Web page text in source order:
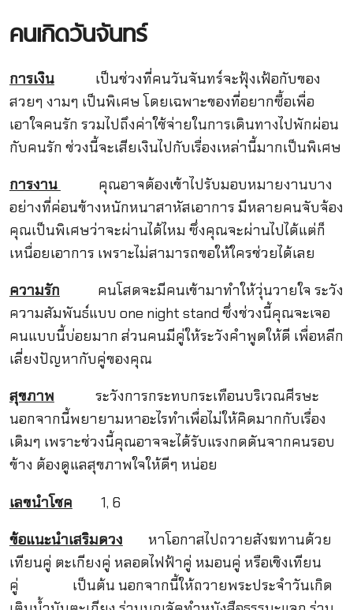
คนเกิดวันจันทร์
การเงินเป็นช่วงที่คนวันจันทร์จะฟุ้งเฟ้อกับของ
สวยๆ งามๆ เป็นพิเศษ โดยเฉพาะของที่อยากซื้อเพื่อ
เอาใจคนรัก รวมไปถึงค่าใช้จ่ายในการเดินทางไปพักผ่อน
กับคนรัก ช่วงนี้จะเสียเงินไปกับเรื่องเหล่านี้มากเป็นพิเศษ
การงาน
คุณอาจต้องเข้าไปรับมอบหมายงานบาง
อย่างที่ค่อนข้างหนักหนาสาหัสเอาการ มีหลายคนจับจ้อง
คุณเป็นพิเศษว่าจะผ่านได้ไหม ซึ่งคุณจะผ่านไปได้แต่ก็
เหนื่อยเอาการ เพราะไม่สามารถขอให้ใครช่วยได้เลย
ความรัก คนโสดจะมีคนเข้ามาทำให้วุ่นวายใจ ระวัง
ความสัมพันธ์แบบ one night stand ซึ่งช่วงนี้คุณจะเจอ
คนแบบนี้บ่อยมาก ส่วนคนมีคู่ให้ระวังคำพูดให้ดี เพื่อหลีก
เลี่ยงปัญหากับคู่ของคุณ
สุขภาพ ระวังการกระทบกระเทือนบริเวณศีรษะ
นอกจากนี้พยายามหาอะไรทำเพื่อไม่ให้คิดมากกับเรื่อง
เดิมๆ เพราะช่วงนี้คุณอาจจะได้รับแรงกดดันจากคนรอบ
ข้าง ต้องดูแลสุขภาพใจให้ดีๆ หน่อย
เลขนำโชค 1, 6
ข้อแนะนำเสริมดวง หาโอกาสไปถวายสังฆทานด้วย
เทียนคู่ ตะเกียงคู่ หลอดไฟฟ้าคู่ หมอนคู่ หรือเชิงเทียน
คู่ เป็นต้น นอกจากนี้ให้ถวายพระประจำวันเกิด